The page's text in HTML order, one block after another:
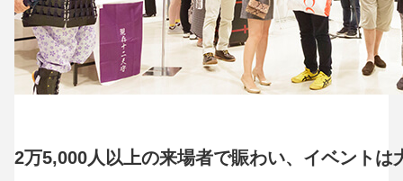
2万5,000人以上の来場者で賑わい、イベントは